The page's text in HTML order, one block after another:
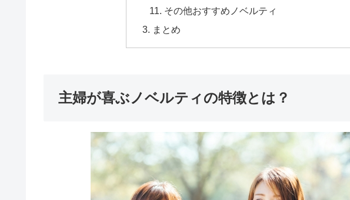
その他おすすめノベルティ
まとめ
主婦が喜ぶノベルティの特徴とは？